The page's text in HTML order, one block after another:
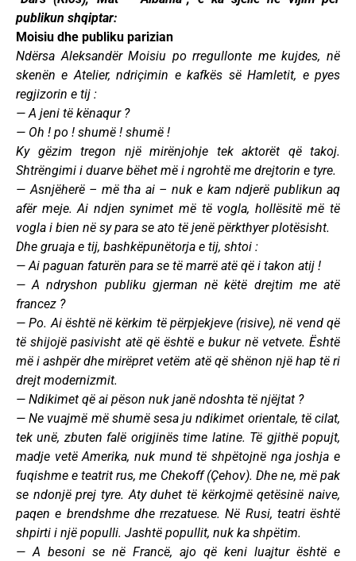
publikun shqiptar:
Moisiu dhe publiku parizian
Ndërsa Aleksandër Moisiu po rregullonte me kujdes, në
skenën e Atelier, ndriçimin e kafkës së Hamletit, e pyes
regjizorin e tij :
— A jeni të kënaqur ?
— Oh ! po ! shumë ! shumë !
Ky gëzim tregon një mirënjohje tek aktorët që takoj.
Shtrëngimi i duarve bëhet më i ngrohtë me drejtorin e tyre.
— Asnjëherë – më tha ai – nuk e kam ndjerë publikun aq
afër meje. Ai ndjen synimet më të vogla, hollësitë më të
vogla i bien në sy para se ato të jenë përkthyer plotësisht.
Dhe gruaja e tij, bashkëpunëtorja e tij, shtoi :
— Ai paguan faturën para se të marrë atë që i takon atij !
— A ndryshon publiku gjerman në këtë drejtim me atë
francez ?
— Po. Ai është në kërkim të përpjekjeve (risive), në vend që
të shijojë pasivisht atë që është e bukur në vetvete. Është
më i ashpër dhe mirëpret vetëm atë që shënon një hap të ri
drejt modernizmit.
— Ndikimet që ai pëson nuk janë ndoshta të njëjtat ?
— Ne vuajmë më shumë sesa ju ndikimet orientale, të cilat,
tek unë, zbuten falë origjinës time latine. Të gjithë popujt,
madje vetë Amerika, nuk mund të shpëtojnë nga joshja e
fuqishme e teatrit rus, me Chekoff (Çehov). Dhe ne, më pak
se ndonjë prej tyre. Aty duhet të kërkojmë qetësinë naive,
paqen e brendshme dhe rrezatuese. Në Rusi, teatri është
shpirti i një populli. Jashtë popullit, nuk ka shpëtim.
— A besoni se në Francë, ajo që keni luajtur është e